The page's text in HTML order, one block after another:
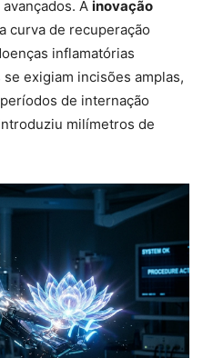
A inovação
curva de recuperação
inflamatórias
exigiam incisões amplas,
de internação
milímetros de